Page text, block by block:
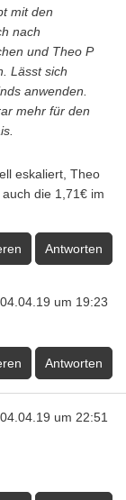
mit den
nach
und Theo P
Lässt sich
anwenden.
mehr für den
eskaliert, Theo
die 1,71€ im
Antworten
04.04.19 um 19:23
Antworten
04.04.19 um 22:51